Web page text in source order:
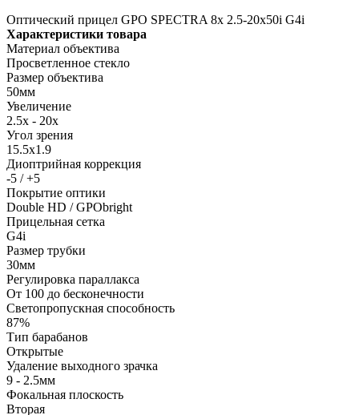
Оптический прицел GPO SPECTRA 8x 2.5-20x50i G4i
Характеристики товара
Материал объектива
Просветленное стекло
Размер объектива
50мм
Увеличение
2.5x - 20x
Угол зрения
15.5x1.9
Диоптрийная коррекция
-5 / +5
Покрытие оптики
Double HD / GPObright
Прицельная сетка
G4i
Размер трубки
30мм
Регулировка параллакса
От 100 до бесконечности
Светопропускная способность
87%
Тип барабанов
Открытые
Удаление выходного зрачка
9 - 2.5мм
Фокальная плоскость
Вторая